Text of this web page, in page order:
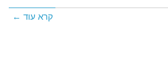
קרא עוד ←